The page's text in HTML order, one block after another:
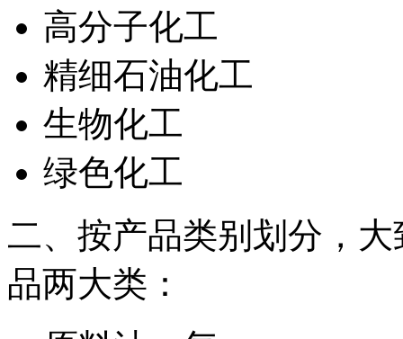
高分子化工
精细石油化工
生物化工
绿色化工
二、按产品类别划分，
品两大类：